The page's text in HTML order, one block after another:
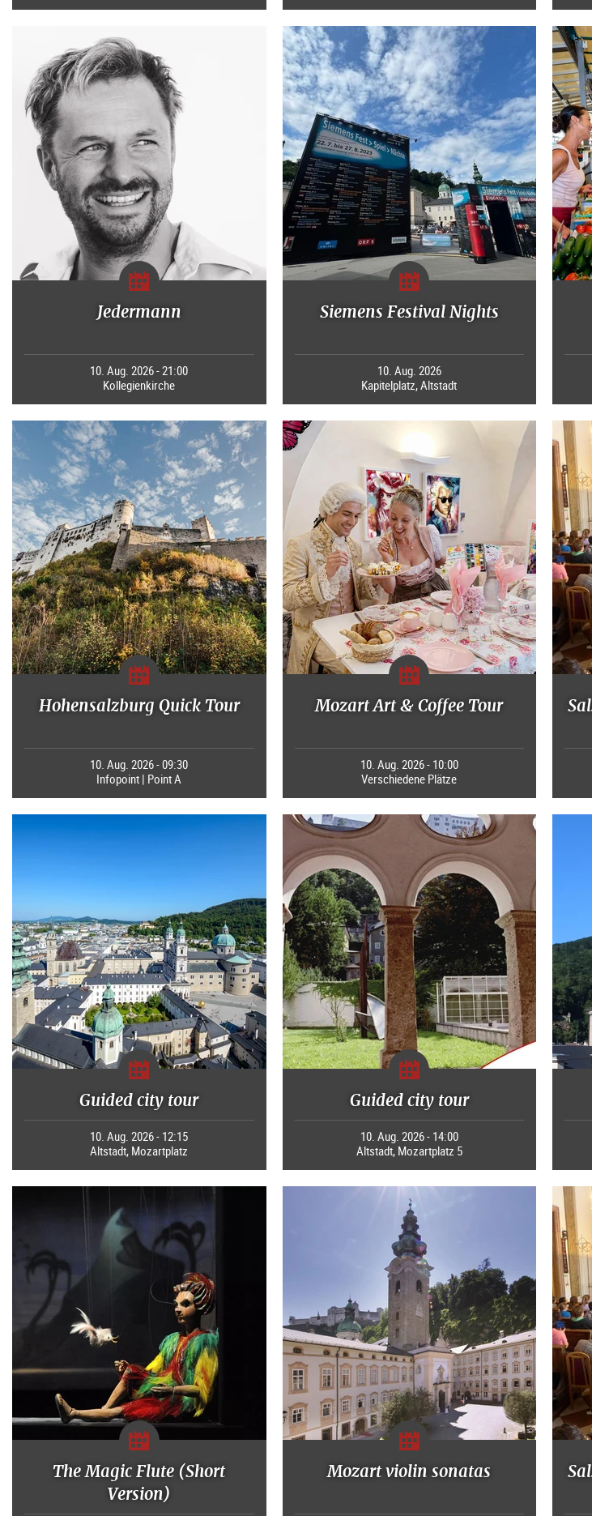
Jedermann
10. Aug. 2026 - 21:00
Kollegienkirche
Siemens Festival Nights
10. Aug. 2026
Kapitelplatz, Altstadt
Hohensalzburg Quick Tour
10. Aug. 2026 - 09:30
Infopoint | Point A
Mozart Art & Coffee Tour
10. Aug. 2026 - 10:00
Verschiedene Plätze
Guided city tour
10. Aug. 2026 - 12:15
Altstadt, Mozartplatz
Guided city tour
10. Aug. 2026 - 14:00
Altstadt, Mozartplatz 5
The Magic Flute (Short
Version)
Mozart violin sonatas